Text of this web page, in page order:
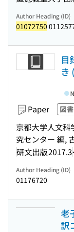
Author Heading (ID)
01072750
目
き
Paper 図書
京都大学人文
究センター 編,
研文出版2017.3
Author Heading (ID)
01176720
老
訳